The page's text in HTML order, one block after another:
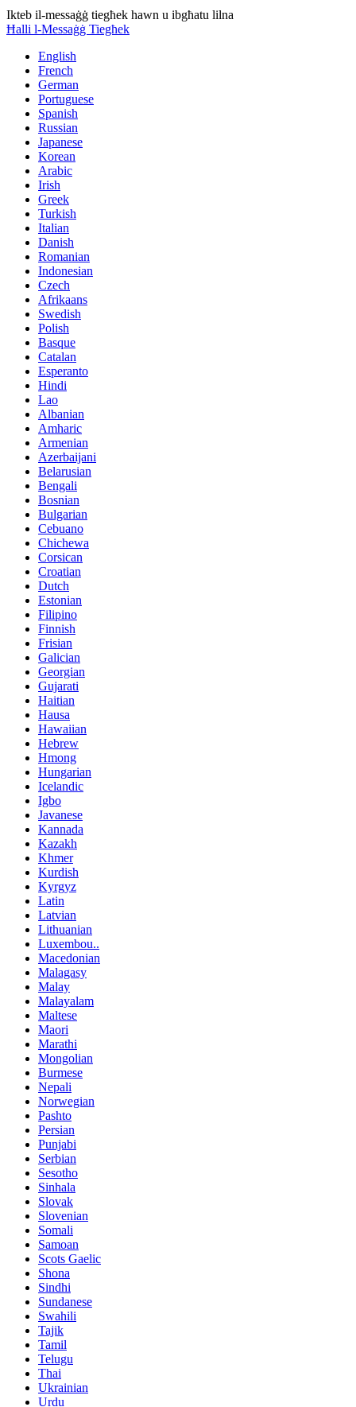
Ikteb il-messaġġ tiegħek hawn u ibgħatu lilna
Ħalli l-Messaġġ Tiegħek
English
French
German
Portuguese
Spanish
Russian
Japanese
Korean
Arabic
Irish
Greek
Turkish
Italian
Danish
Romanian
Indonesian
Czech
Afrikaans
Swedish
Polish
Basque
Catalan
Esperanto
Hindi
Lao
Albanian
Amharic
Armenian
Azerbaijani
Belarusian
Bengali
Bosnian
Bulgarian
Cebuano
Chichewa
Corsican
Croatian
Dutch
Estonian
Filipino
Finnish
Frisian
Galician
Georgian
Gujarati
Haitian
Hausa
Hawaiian
Hebrew
Hmong
Hungarian
Icelandic
Igbo
Javanese
Kannada
Kazakh
Khmer
Kurdish
Kyrgyz
Latin
Latvian
Lithuanian
Luxembou..
Macedonian
Malagasy
Malay
Malayalam
Maltese
Maori
Marathi
Mongolian
Burmese
Nepali
Norwegian
Pashto
Persian
Punjabi
Serbian
Sesotho
Sinhala
Slovak
Slovenian
Somali
Samoan
Scots Gaelic
Shona
Sindhi
Sundanese
Swahili
Tajik
Tamil
Telugu
Thai
Ukrainian
Urdu